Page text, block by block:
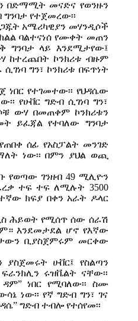
በድማሚት መናድና የወንዙን
የተጀመረው፡፡
አሜሪካዊያን መሃንዲሶች
ባልተናነሰ የሙቀት መጠን
ግንባታ ላይ እንደሚታየው፤
ከተረጨበት ኮንክሪቱ ብዙም
ግን፣ ኮንክሪቱ በፍጥነት
ነበር የተገመተው፡፡ የህዳሴው
የሁቨር ግድብ ሲገነባ ግን፣
ውሃ በመጠቀም ኮንክሪቱን
ይፈጃል የተባለው ግንባታ
ሰፊ የአስፓልት መንገድ
ነው፡፡ በምን ያህል ወጪ
የወጣው ገንዘብ 49 ሚሊዮን
ተፍ ተፍ ለሚሉት 3500
ክፍያ በቀን አራት ዶላር
ሕይወት የሚሰጥ ሰው ሰራሽ
እንደመታደል ሆኖ የእኛው
ቢያስጀምሩም መርቀው
ሁቨር፤ የስልጣን
ሩዝቬልት ናቸው፡፡
ነበር የሚባለው፡፡ ስሙ
ነው፡፡ የኛ ግድብ ግን፣ ገና
ግድብ ተብሎ የተሰየመ፡፡